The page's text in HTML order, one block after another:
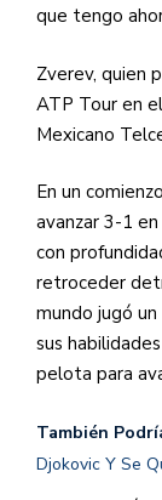
que tengo
Zverev, quien
ATP Tour en
Mexicano
En un
avanzar 3-1
con
retroceder
mundo jugó
sus
pelota para
También
Djokovic Y Se